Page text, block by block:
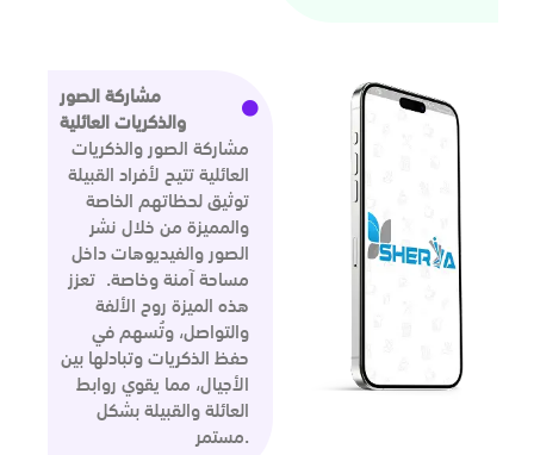
مشاركة الصور
والذكريات العائلية
مشاركة الصور والذكريات
العائلية تتيح لأفراد القبيلة
توثيق لحظاتهم الخاصة
والمميزة من خلال نشر
الصور والفيديوهات داخل
مساحة آمنة وخاصة. تعزز
هذه الميزة روح الألفة
والتواصل، وتُسهم في
حفظ الذكريات وتبادلها بين
الأجيال، مما يقوي روابط
العائلة والقبيلة بشكل
مستمر.